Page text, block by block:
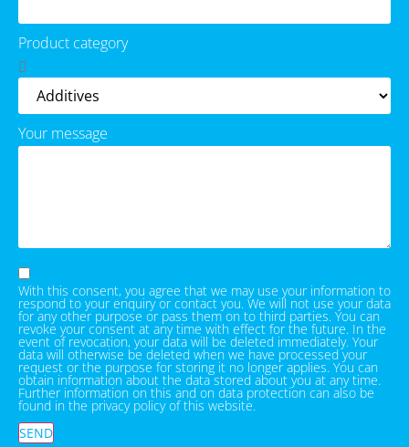
Product category
Your message
With this consent, you agree that we may use your information to
respond to your enquiry or contact you. We will not use your data
for any other purpose or pass them on to third parties. You can
revoke your consent at any time with effect for the future. In the
event of revocation, your data will be deleted immediately. Your
data will otherwise be deleted when we have processed your
request or the purpose for storing it no longer applies. You can
obtain information about the data stored about you at any time.
Further information on this and on data protection can also be
found in the privacy policy of this website.
SEND